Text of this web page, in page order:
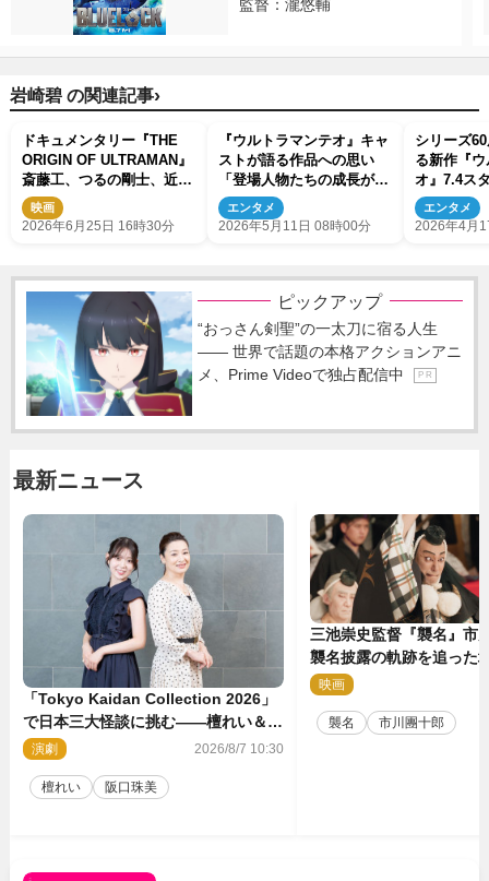
監督：瀧悠輔
岩崎碧 の関連記事›
ドキュメンタリー『THE
ORIGIN OF ULTRAMAN』
斎藤工、つるの剛士、近藤
頌利ら歴代ウルトラマンシ
リーズキャスト・著名人の
映画
2026年6月25日 16時30分
『ウルトラマンテオ』キャ
ストが語る作品への思い
「登場人物たちの成長がみ
なさんの生活の糧になった
ら」
エンタメ
2026年5月11日 08時00分
シリーズ
る新作『
オ』7.4ス
禁 主演は
エンタメ
2026年4月
ピックアップ
“おっさん剣聖”の一太刀に宿る人生
―― 世界で話題の本格アクションアニ
メ、Prime Videoで独占配信中
P R
最新ニュース
「Tokyo Kaidan Collection 2026」
で日本三大怪談に挑む――檀れい＆阪
口珠美が語る「牡丹灯籠」の新たな魅
演劇 2026/8/7 10:30
檀れい 阪口珠美
三池崇史監督『襲名』市
襲名披露の軌跡を追った
点解禁！
映画
襲名 市川團十郎